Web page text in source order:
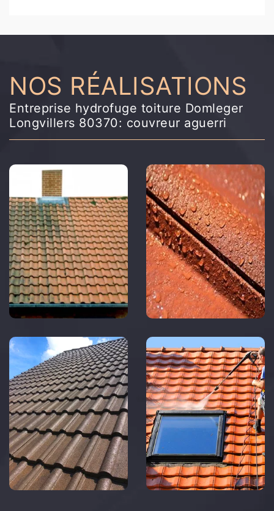
NOS RÉALISATIONS
Entreprise hydrofuge toiture Domleger
Longvillers 80370: couvreur aguerri